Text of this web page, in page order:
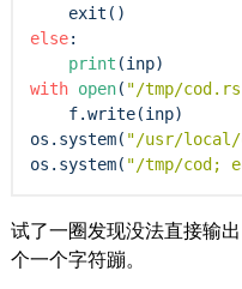
exit
else:
print
with open( "/tmp/
    f.write(inp)
os.system( "/usr/local/
os.system( "/tmp/cod;
试了一圈发现没法直接输
个一个字符蹦。